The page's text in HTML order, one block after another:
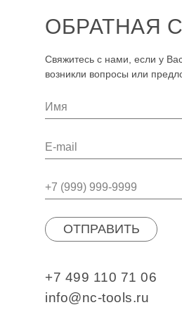
ОБРАТНАЯ
Свяжитесь с нами, если у
возникли вопросы или
+7 499 110 71 06
info@nc-tools.ru
ОТПРАВИТЬ